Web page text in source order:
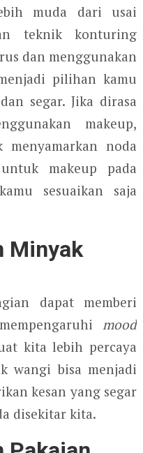
muda dari usai
teknik konturing
dan menggunakan
pilihan kamu
segar. Jika dirasa
makeup,
noda
makeup pada
sesuaikan saja
Minyak
dapat memberi
mood
kita lebih percaya
wangi bisa menjadi
kesan yang segar
disekitar kita.